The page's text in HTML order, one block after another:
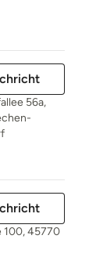
56a,
100, 45770